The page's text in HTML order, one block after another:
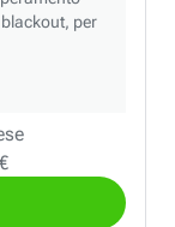
per